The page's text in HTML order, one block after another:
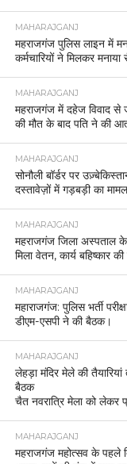
MAHARAJGANJ
महराजगंज पुलिस लाइन में
कर्मचारियों ने मिलकर मनाया
MAHARAJGANJ
महराजगंज में दहेज विवाद से
की मौत के बाद पति ने की
MAHARAJGANJ
सोनौली बॉर्डर पर
दस्तावेज़ों में गड़बड़ी का
MAHARAJGANJ
महराजगंज जिला अस्पताल के
मिला वेतन, कार्य बहिष्कार
MAHARAJGANJ
महाराजगंज: पुलिस भर्ती
डीएम-एसपी ने की बैठक।
MAHARAJGANJ
लेहड़ा मंदिर मेले की
बैठक
चैत नवरात्रि मेला को लेकर
MAHARAJGANJ
महराजगंज महोत्सव के पहले